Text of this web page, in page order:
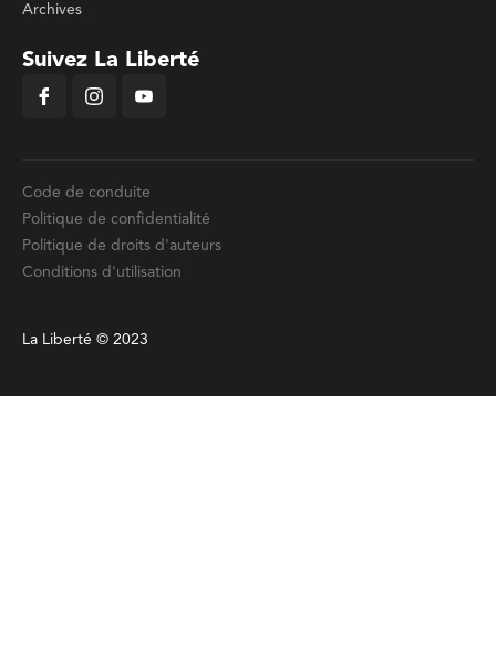
Archives
Suivez La Liberté
Code de conduite
Politique de confidentialité
Politique de droits d'auteurs
Conditions d'utilisation
La Liberté © 2023